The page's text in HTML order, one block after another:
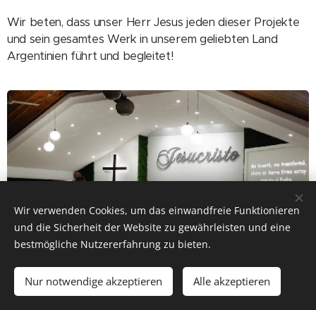
Wir beten, dass unser Herr Jesus jeden dieser Projekte
und sein gesamtes Werk in unserem geliebten Land
Argentinien führt und begleitet!
Wir verwenden Cookies, um das einwandfreie Funktionieren
und die Sicherheit der Website zu gewährleisten und eine
bestmögliche Nutzererfahrung zu bieten.
Nur notwendige akzeptieren Alle akzeptieren